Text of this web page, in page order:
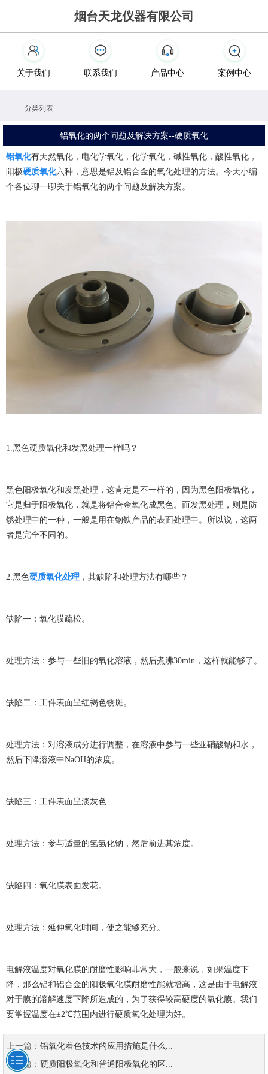
烟台天龙仪器有限公司
关于我们 联系我们 产品中心 案例中心
分类列表
铝氧化的两个问题及解决方案--硬质氧化
铝氧化有天然氧化，电化学氧化，化学氧化，碱性氧化，酸性氧化，
阳极硬质氧化六种，意思是铝及铝合金的氧化处理的方法。今天小编
个各位聊一聊关于铝氧化的两个问题及解决方案。
1.黑色硬质氧化和发黑处理一样吗？
黑色阳极氧化和发黑处理，这肯定是不一样的，因为黑色阳极氧化，
它是归于阳极氧化，就是将铝合金氧化成黑色。而发黑处理，则是防
锈处理中的一种，一般是用在钢铁产品的表面处理中。所以说，这两
者是完全不同的。
2.黑色硬质氧化处理 ，其缺陷和处理方法有哪些？
缺陷一：氧化膜疏松。
处理方法：参与一些旧的氧化溶液，然后煮沸30min，这样就能够了。
缺陷二：工件表面呈红褐色锈斑。
处理方法：对溶液成分进行调整，在溶液中参与一些亚硝酸钠和水，
然后下降溶液中NaOH的浓度。
缺陷三：工件表面呈淡灰色
处理方法：参与适量的氢氢化钠，然后前进其浓度。
缺陷四：氧化膜表面发花。
处理方法：延伸氧化时间，使之能够充分。
电解液温度对氧化膜的耐磨性影响非常大，一般来说，如果温度下
降，那么铝和铝合金的阳极氧化膜耐磨性能就增高，这是由于电解液
对于膜的溶解速度下降所造成的，为了获得较高硬度的氧化膜。我们
要掌握温度在±2℃范围内进行硬质氧化处理为好。
上一篇： 铝氧化着色技术的应用措施是什么...
下一篇： 硬质阳极氧化和普通阳极氧化的区...